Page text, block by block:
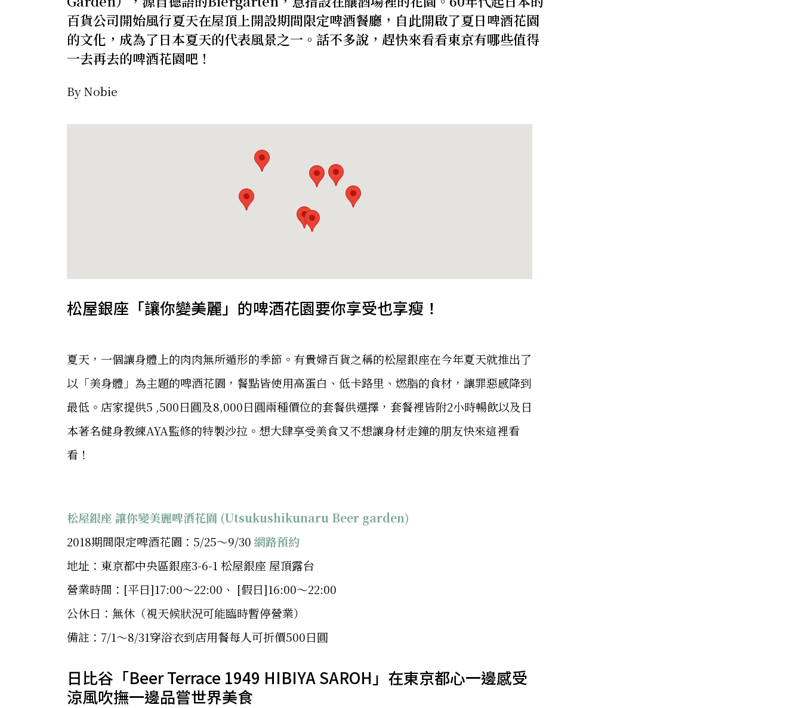
百貨公司開始風行夏天在屋頂上開設期間限定啤酒餐廳，自此開啟了夏日啤酒花園
的文化，成為了日本夏天的代表風景之一。話不多說，趕快來看看東京有哪些值得
一去再去的啤酒花園吧！
By Nobie
松屋銀座「讓你變美麗」的啤酒花園要你享受也享瘦！
夏天，一個讓身體上的肉肉無所遁形的季節。有貴婦百貨之稱的松屋銀座在今年夏天就推出了
以「美身體」為主題的啤酒花園，餐點皆使用高蛋白、低卡路里、燃脂的食材，讓罪惡感降到
最低。店家提供5 ,500日圓及8,000日圓兩種價位的套餐供選擇，套餐裡皆附2小時暢飲以及日
本著名健身教練AYA監修的特製沙拉。想大肆享受美食又不想讓身材走鐘的朋友快來這裡看
看！
松屋銀座 讓你變美麗啤酒花園 (Utsukushikunaru Beer garden)
2018期間限定啤酒花園：5/25～9/30 網路預約
地址：東京都中央區銀座3-6-1 松屋銀座 屋頂露台
營業時間：[平日]17:00～22:00、 [假日]16:00～22:00
公休日：無休（視天候狀況可能臨時暫停營業）
備註：7/1～8/31穿浴衣到店用餐每人可折價500日圓
日比谷「Beer Terrace 1949 HIBIYA SAROH」在東京都心一邊感受
涼風吹撫一邊品嘗世界美食